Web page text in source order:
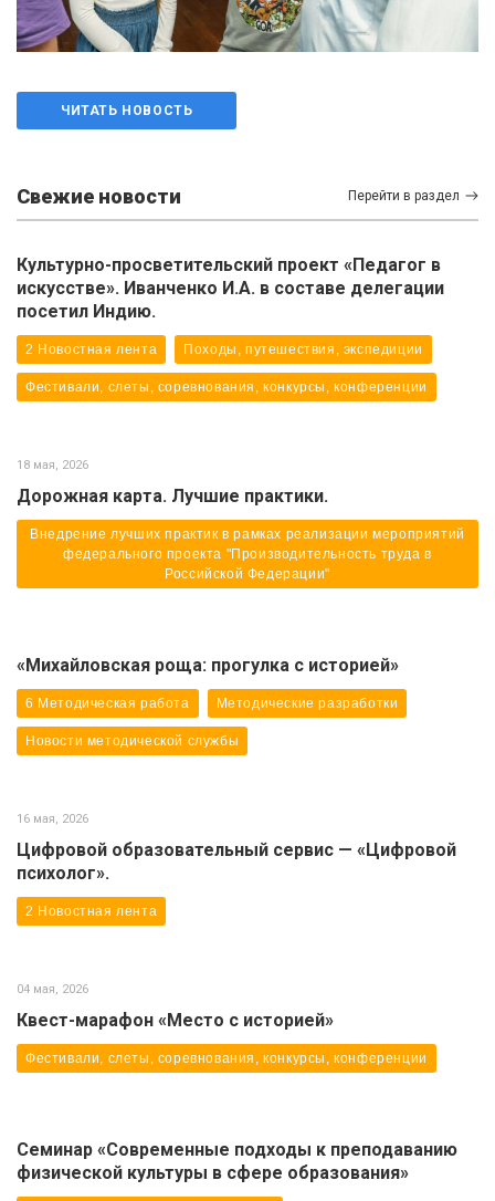
ЧИТАТЬ НОВОСТЬ
Свежие новости Перейти в раздел
Культурно-просветительский проект «Педагог в
искусстве». Иванченко И.А. в составе делегации
посетил Индию.
2 Новостная лента Походы, путешествия, экспедиции
Фестивали, слеты, соревнования, конкурсы, конференции
18 мая, 2026
Дорожная карта. Лучшие практики.
Внедрение лучших практик в рамках реализации мероприятий
федерального проекта "Производительность труда в
Российской Федерации"
«Михайловская роща: прогулка с историей»
6 Методическая работа Методические разработки
Новости методической службы
16 мая, 2026
Цифровой образовательный сервис — «Цифровой
психолог».
2 Новостная лента
04 мая, 2026
Квест-марафон «Место с историей»
Фестивали, слеты, соревнования, конкурсы, конференции
Семинар «Современные подходы к преподаванию
физической культуры в сфере образования»